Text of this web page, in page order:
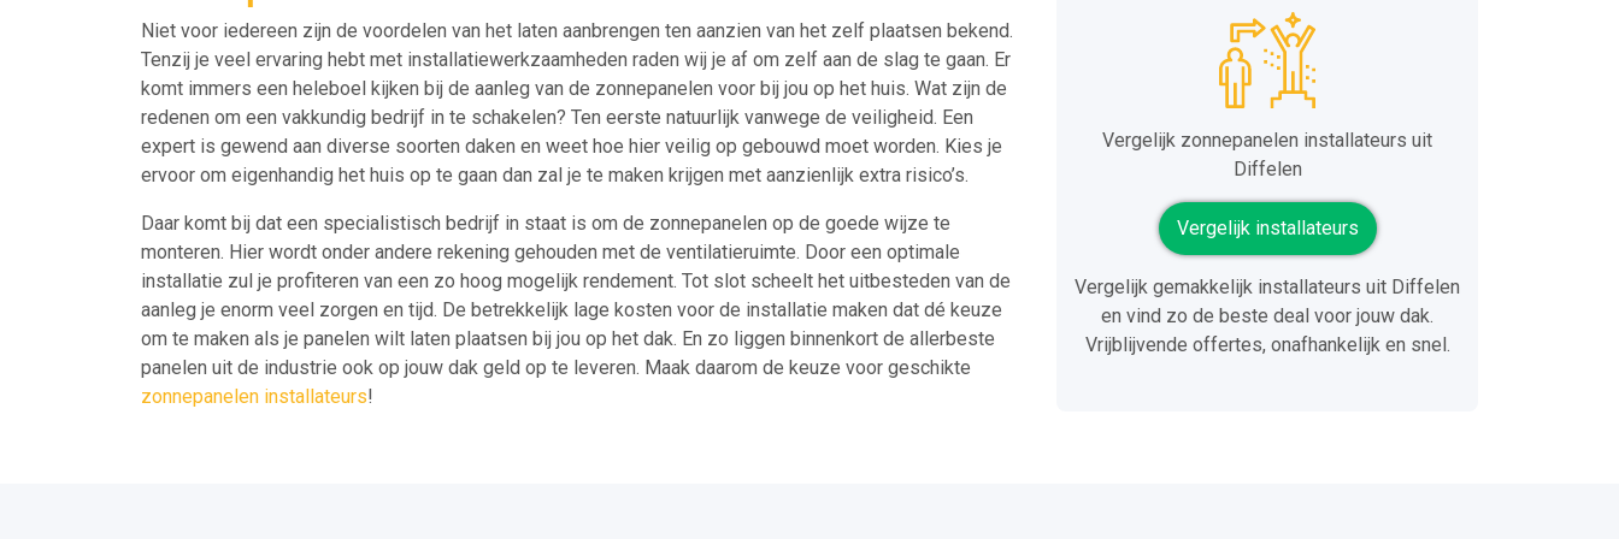
Niet voor iedereen zijn de voordelen van het laten aanbrengen ten aanzien van het zelf plaatsen bekend.
Tenzij je veel ervaring hebt met installatiewerkzaamheden raden wij je af om zelf aan de slag te gaan. Er
komt immers een heleboel kijken bij de aanleg van de zonnepanelen voor bij jou op het huis. Wat zijn de
redenen om een vakkundig bedrijf in te schakelen? Ten eerste natuurlijk vanwege de veiligheid. Een
expert is gewend aan diverse soorten daken en weet hoe hier veilig op gebouwd moet worden. Kies je
ervoor om eigenhandig het huis op te gaan dan zal je te maken krijgen met aanzienlijk extra risico’s.
Daar komt bij dat een specialistisch bedrijf in staat is om de zonnepanelen op de goede wijze te
monteren. Hier wordt onder andere rekening gehouden met de ventilatieruimte. Door een optimale
installatie zul je profiteren van een zo hoog mogelijk rendement. Tot slot scheelt het uitbesteden van de
aanleg je enorm veel zorgen en tijd. De betrekkelijk lage kosten voor de installatie maken dat dé keuze
om te maken als je panelen wilt laten plaatsen bij jou op het dak. En zo liggen binnenkort de allerbeste
panelen uit de industrie ook op jouw dak geld op te leveren. Maak daarom de keuze voor geschikte
zonnepanelen installateurs!
Vergelijk zonnepanelen installateurs uit
Diffelen
Vergelijk installateurs
Vergelijk gemakkelijk installateurs uit Diffelen
en vind zo de beste deal voor jouw dak.
Vrijblijvende offertes, onafhankelijk en snel.